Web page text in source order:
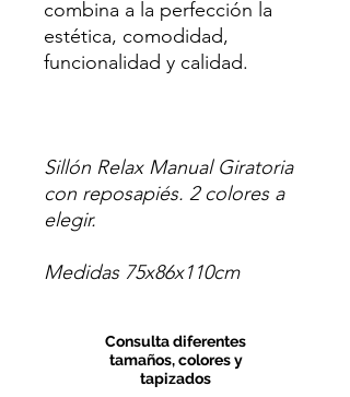
combina a la perfección la
estética, comodidad,
funcionalidad y calidad.
Sillón Relax Manual Giratoria
con reposapiés. 2 colores a
elegir.
Medidas 75x86x110cm
Consulta diferentes
tamaños, colores y
tapizados